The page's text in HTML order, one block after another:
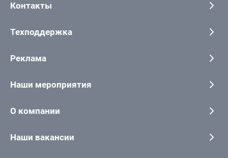
Контакты
Техподдержка
Реклама
Наши мероприятия
О компании
Наши вакансии